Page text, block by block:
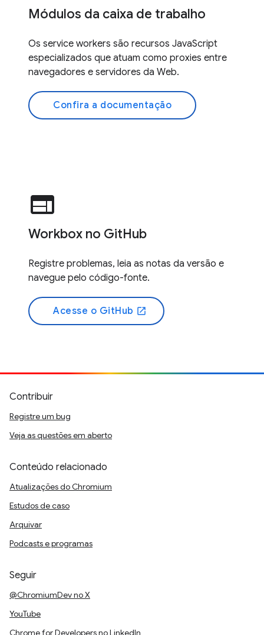
Módulos da caixa de trabalho
Os service workers são recursos JavaScript
especializados que atuam como proxies entre
navegadores e servidores da Web.
Confira a documentação
web
Workbox no GitHub
Registre problemas, leia as notas da versão e
navegue pelo código-fonte.
Acesse o GitHub open_in_new
Contribuir
Registre um bug
Veja as questões em aberto
Conteúdo relacionado
Atualizações do Chromium
Estudos de caso
Arquivar
Podcasts e programas
Seguir
@ChromiumDev no X
YouTube
Chrome for Developers no LinkedIn